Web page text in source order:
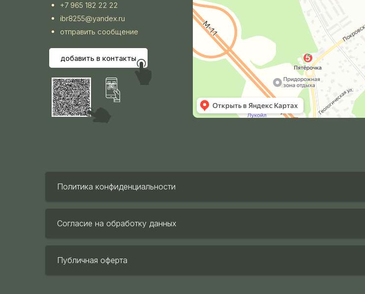
+7 965 182 22 22
ibr8255@yandex.ru
отправить сообщение
добавить в контакты
Политика конфиденциальности
Согласие на обработку данных
Публичная оферта